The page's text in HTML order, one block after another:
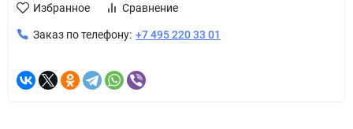
Избранное Сравнение
Заказ по телефону: +7 495 220 33 01